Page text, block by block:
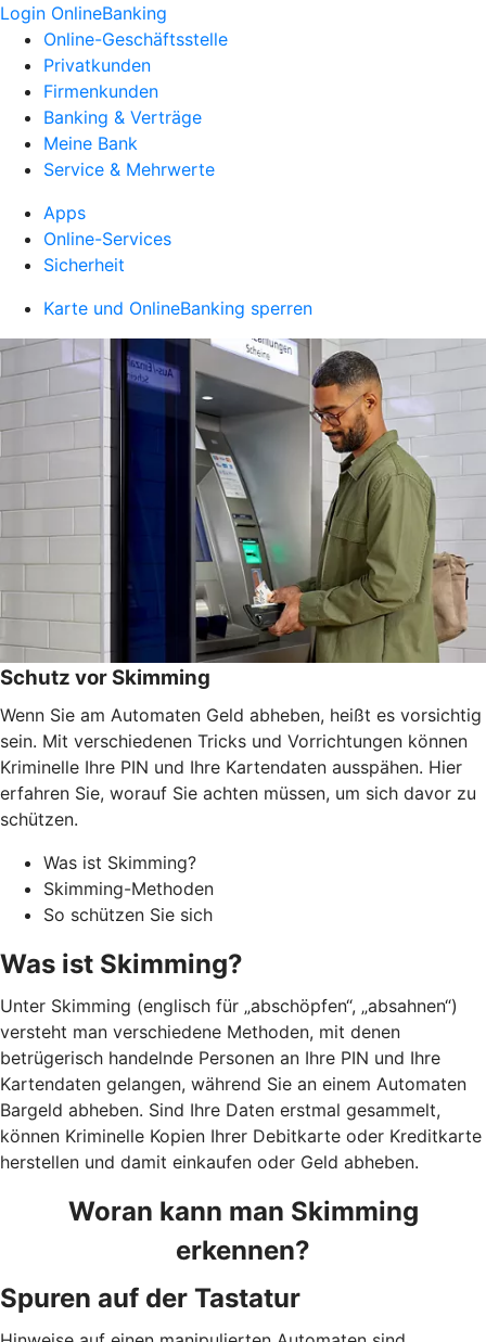
Login OnlineBanking
Online-Geschäftsstelle
Privatkunden
Firmenkunden
Banking & Verträge
Meine Bank
Service & Mehrwerte
Apps
Online-Services
Sicherheit
Karte und OnlineBanking sperren
Schutz vor Skimming
Wenn Sie am Automaten Geld abheben, heißt es vorsichtig
sein. Mit verschiedenen Tricks und Vorrichtungen können
Kriminelle Ihre PIN und Ihre Kartendaten ausspähen. Hier
erfahren Sie, worauf Sie achten müssen, um sich davor zu
schützen.
Was ist Skimming?
Skimming-Methoden
So schützen Sie sich
Was ist Skimming?
Unter Skimming (englisch für „abschöpfen“, „absahnen“)
versteht man verschiedene Methoden, mit denen
betrügerisch handelnde Personen an Ihre PIN und Ihre
Kartendaten gelangen, während Sie an einem Automaten
Bargeld abheben. Sind Ihre Daten erstmal gesammelt,
können Kriminelle Kopien Ihrer Debitkarte oder Kreditkarte
herstellen und damit einkaufen oder Geld abheben.
Woran kann man Skimming
erkennen?
Spuren auf der Tastatur